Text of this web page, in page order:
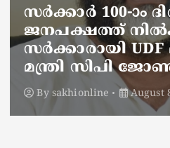
ചായകുടിക്കാൻ
അർജുൻ ആയങ്കി;
സഞ്ചരിക്കുന്നത്
മാറ്റി
By sakhionline August